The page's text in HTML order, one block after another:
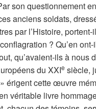
son questionnement
anciens soldats,
par l’Histoire, portent-
? Qu’en
qu’avaient-ils à nous
du XXIe siècle,
érigent cette œuvre
véritable livre